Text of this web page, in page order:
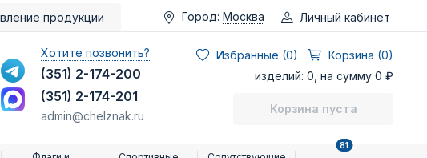
продукции Город: Москва Личный кабинет
Хотите позвонить?
(351) 2-174-200
(351) 2-174-201
admin@chelznak.ru
Избранные (0)
Корзина (0)
изделий: 0, на сумму 0 ₽
Корзина пуста
81